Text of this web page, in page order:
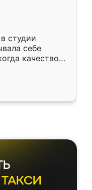
студии
себе
качеством
уже почти